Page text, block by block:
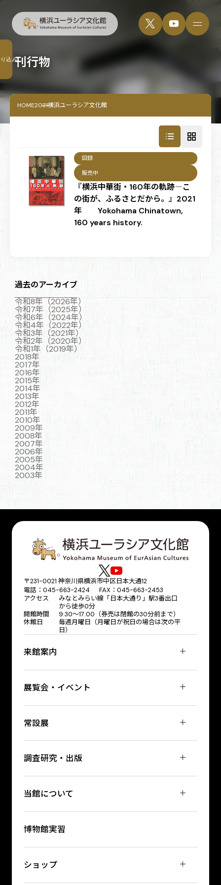
刊行物
HOME2021横浜ユーラシア文化館
『横浜中華街・160年の軌跡―こ
の街が、ふるさとだから。』2021
年 Yokohama Chinatown,
160 years history.
図録
販売中
込み
過去のアーカイブ
令和8年（2026年）
令和7年（2025年）
令和6年（2024年）
令和4年（2022年）
令和3年（2021年）
令和2年（2020年）
令和1年（2019年）
2018年
2017年
2016年
2015年
2014年
2013年
2012年
2011年
2010年
2009年
2008年
2007年
2006年
2005年
2004年
2003年
〒231-0021 神奈川県横浜市中区日本大通12
電話：045-663-2424 FAX：045-663-2453
アクセス
みなとみらい線「日本大通り」駅3番出口
から徒歩0分
開館時間
9:30～17:00（券売は閉館の30分前まで）
休館日
毎週月曜日（月曜日が祝日の場合は次の平
日）
来館案内
展覧会・イベント
常設展
調査研究・出版
当館について
博物館実習
ショップ